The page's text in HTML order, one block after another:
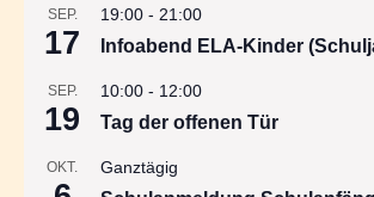
SEP.
17
19:00 - 21:00
Infoabend ELA-Kinder
SEP.
19
10:00 - 12:00
Tag der offenen Tür
OKT. Ganztägig